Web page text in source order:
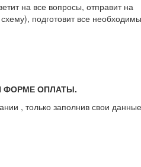
на все вопросы, отправит на
подготовит все
ФОРМЕ ОПЛАТЫ.
, только заполнив свои